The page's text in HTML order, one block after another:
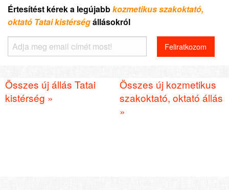
Értesítést kérek a legújabbkozmetikus szakoktató,
oktató Tatai kistérségállásokról
Összes új állás Tatai
kistérség »
Összes új kozmetikus
szakoktató, oktató állás
»